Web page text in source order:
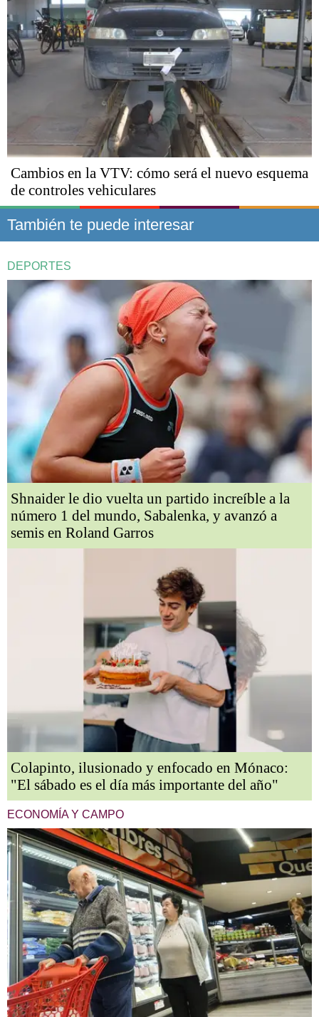
Cambios en la VTV: cómo será el nuevo esquema
de controles vehiculares
También te puede interesar
DEPORTES
Shnaider le dio vuelta un partido increíble a la
número 1 del mundo, Sabalenka, y avanzó a
semis en Roland Garros
Colapinto, ilusionado y enfocado en Mónaco:
"El sábado es el día más importante del año"
ECONOMÍA Y CAMPO